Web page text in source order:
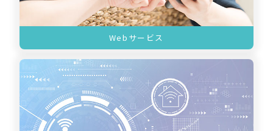
Webサービス